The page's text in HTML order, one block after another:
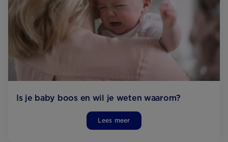
Is je baby boos en wil je weten waarom?
Lees meer